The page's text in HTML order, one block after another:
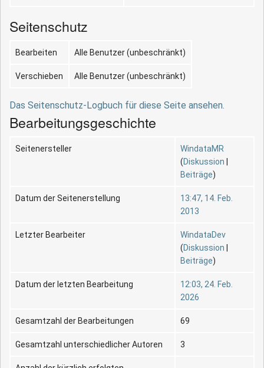
Seitenschutz
Bearbeiten Alle Benutzer (unbeschränkt)
Verschieben Alle Benutzer (unbeschränkt)
Das Seitenschutz-Logbuch für diese Seite ansehen.
Bearbeitungsgeschichte
Seitenersteller
WindataMR
(Diskussion
Beiträge)
Datum der Seitenerstellung
13:47, 14. Feb.
2013
Letzter Bearbeiter
WindataDev
(Diskussion
Beiträge)
Datum der letzten Bearbeitung
12:03, 24. Feb.
2026
Gesamtzahl der Bearbeitungen 69
Gesamtzahl unterschiedlicher Autoren 3